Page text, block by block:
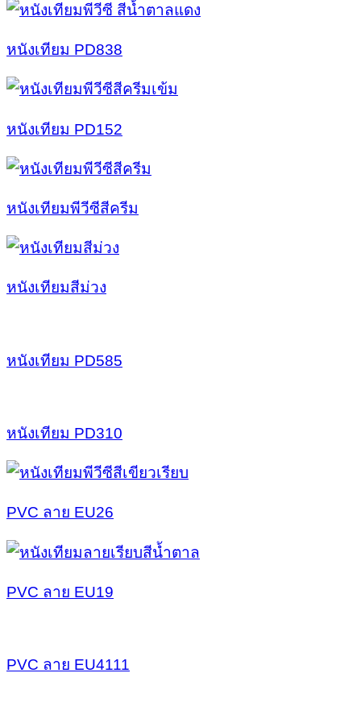
หนังเทียม PD838
หนังเทียม PD152
หนังเทียมพีวีซีสีครีม
หนังเทียมสีม่วง
หนังเทียม PD585
หนังเทียม PD310
PVC ลาย EU26
PVC ลาย EU19
PVC ลาย EU4111